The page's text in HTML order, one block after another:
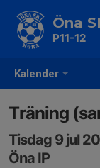
Kalender
Öna
P11-12
Träning
Tisdag 9 jul
Öna IP